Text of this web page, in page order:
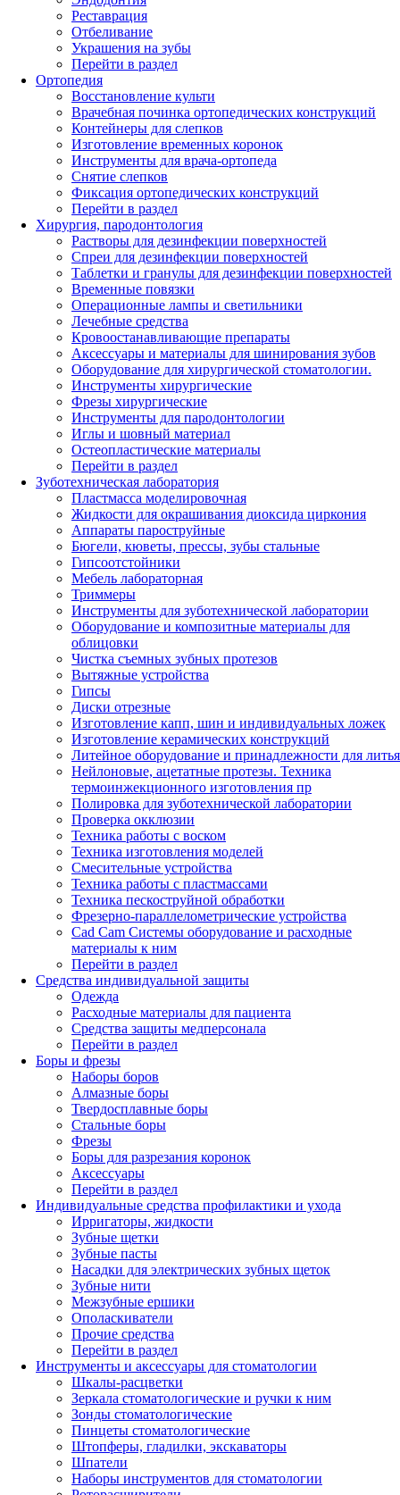
Реставрация
Отбеливание
Украшения на зубы
Перейти в раздел
Ортопедия
Восстановление культи
Врачебная починка ортопедических конструкций
Контейнеры для слепков
Изготовление временных коронок
Инструменты для врача-ортопеда
Снятие слепков
Фиксация ортопедических конструкций
Перейти в раздел
Хирургия, пародонтология
Растворы для дезинфекции поверхностей
Спреи для дезинфекции поверхностей
Таблетки и гранулы для дезинфекции поверхностей
Временные повязки
Операционные лампы и светильники
Лечебные средства
Кровоостанавливающие препараты
Аксессуары и материалы для шинирования зубов
Оборудование для хирургической стоматологии.
Инструменты хирургические
Фрезы хирургические
Инструменты для пародонтологии
Иглы и шовный материал
Остеопластические материалы
Перейти в раздел
Зуботехническая лаборатория
Пластмасса моделировочная
Жидкости для окрашивания диоксида циркония
Аппараты пароструйные
Бюгели, кюветы, прессы, зубы стальные
Гипсоотстойники
Мебель лабораторная
Триммеры
Инструменты для зуботехнической лаборатории
Оборудование и композитные материалы для
облицовки
Чистка съемных зубных протезов
Вытяжные устройства
Гипсы
Диски отрезные
Изготовление капп, шин и индивидуальных ложек
Изготовление керамических конструкций
Литейное оборудование и принадлежности для литья
Нейлоновые, ацетатные протезы. Техника
термоинжекционного изготовления пр
Полировка для зуботехнической лаборатории
Проверка окклюзии
Техника работы с воском
Техника изготовления моделей
Смесительные устройства
Техника работы с пластмассами
Техника пескоструйной обработки
Фрезерно-параллелометрические устройства
Cad Cam Системы оборудование и расходные
материалы к ним
Перейти в раздел
Средства индивидуальной защиты
Одежда
Расходные материалы для пациента
Средства защиты медперсонала
Перейти в раздел
Боры и фрезы
Наборы боров
Алмазные боры
Твердосплавные боры
Стальные боры
Фрезы
Боры для разрезания коронок
Аксессуары
Перейти в раздел
Индивидуальные средства профилактики и ухода
Ирригаторы, жидкости
Зубные щетки
Зубные пасты
Насадки для электрических зубных щеток
Зубные нити
Межзубные ершики
Ополаскиватели
Прочие средства
Перейти в раздел
Инструменты и аксессуары для стоматологии
Шкалы-расцветки
Зеркала стоматологические и ручки к ним
Зонды стоматологические
Пинцеты стоматологические
Штопферы, гладилки, экскаваторы
Шпатели
Наборы инструментов для стоматологии